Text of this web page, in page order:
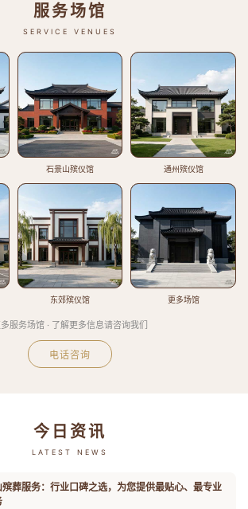
服务场馆
SERVICE VENUES
石景山殡仪馆 通州殡仪馆
东郊殡仪馆 更多场馆
服务场馆 · 了解更多信息请咨询我们
电话咨询
今日资讯
LATEST NEWS
殡葬服务：行业口碑之选，为您提供最贴心、最专业